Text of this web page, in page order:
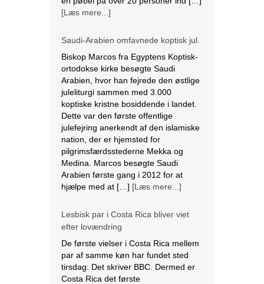
[Læs mere...]
Saudi-Arabien omfavnede koptisk jul.
Biskop Marcos fra Egyptens Koptisk-
ortodokse kirke besøgte Saudi
Arabien, hvor han fejrede den østlige
juleliturgi sammen med 3.000
koptiske kristne bosiddende i landet.
Dette var den første offentlige
julefejring anerkendt af den islamiske
nation, der er hjemsted for
pilgrimsfærdsstederne Mekka og
Medina. Marcos besøgte Saudi
Arabien første gang i 2012 for at
hjælpe med at […] [Læs mere...]
Lesbisk par i Costa Rica bliver viet
efter lovændring
De første vielser i Costa Rica mellem
par af samme køn har fundet sted
tirsdag. Det skriver BBC. Dermed er
Costa Rica det første